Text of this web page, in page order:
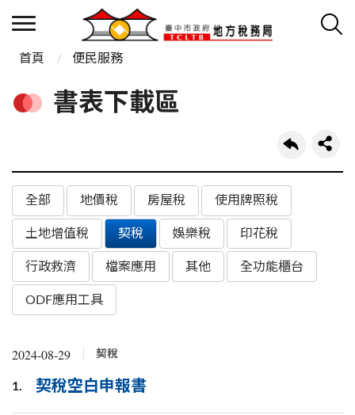
首頁 便民服務
書表下載區
全部 地價稅 房屋稅 使用牌照稅
土地增值稅 契稅 娛樂稅 印花稅
行政救濟 檔案應用 其他 全功能櫃台
ODF應用工具
2024-08-29 契稅
1. 契稅空白申報書